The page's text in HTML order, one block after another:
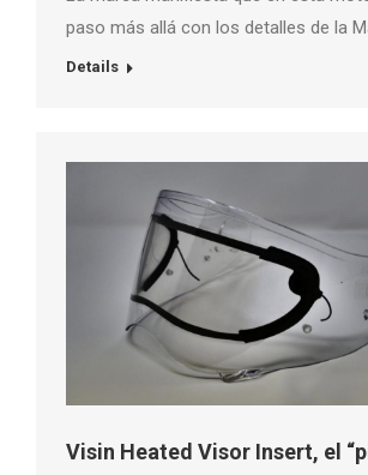
paso más allá con los detalles de la
Details
Visin Heated Visor Insert, el